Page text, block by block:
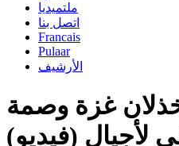
ملتميديا
اتصل بنا
Francais
Pulaar
الأرشيف
خذلان غزة وصمة
لأجيال (فيديو)